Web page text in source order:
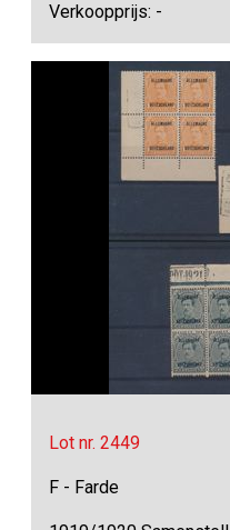
Verkoopprijs: -
Lot nr. 2449
F - Farde